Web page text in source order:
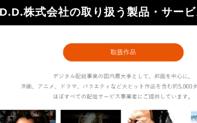
株式会社の取り扱う製品・サービ